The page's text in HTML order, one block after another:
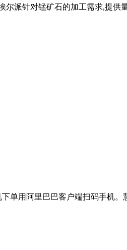
派针对锰矿石的加工需求,提供
单用阿里巴巴客户端扫码手机